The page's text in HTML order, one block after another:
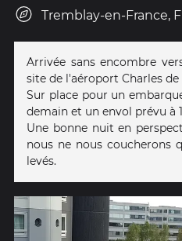
Tremblay-en-France,
Arrivée sans encombre
site de l'aéroport Charles de
Sur place pour un
demain et un envol prévu à
Une bonne nuit en
nous ne nous coucherons
levés.